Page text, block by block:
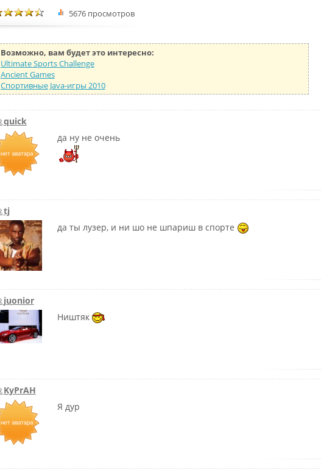
5676 просмотров
Возможно, вам будет это интересно:
Ultimate Sports Challenge
Ancient Games
Спортивные Java-игры 2010
quick
да ну не очень
tj
да ты лузер, и ни шо не шпариш в спорте
juonior
Ништяк
KyPrAH
Я дур